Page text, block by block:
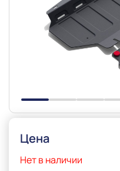
Slide 1 of 8
Цена
Нет в наличии